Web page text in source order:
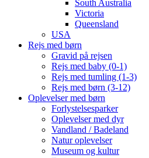
South Australia
Victoria
Queensland
USA
Rejs med børn
Gravid på rejsen
Rejs med baby (0-1)
Rejs med tumling (1-3)
Rejs med børn (3-12)
Oplevelser med børn
Forlystelsesparker
Oplevelser med dyr
Vandland / Badeland
Natur oplevelser
Museum og kultur